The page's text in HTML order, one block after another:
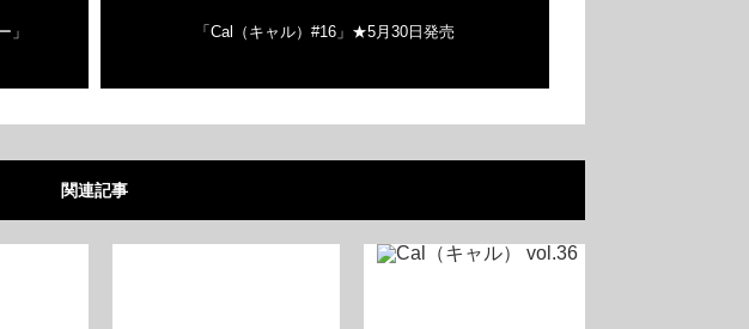
」
「Cal（キャル）#16」★5月30日発売
関連記事